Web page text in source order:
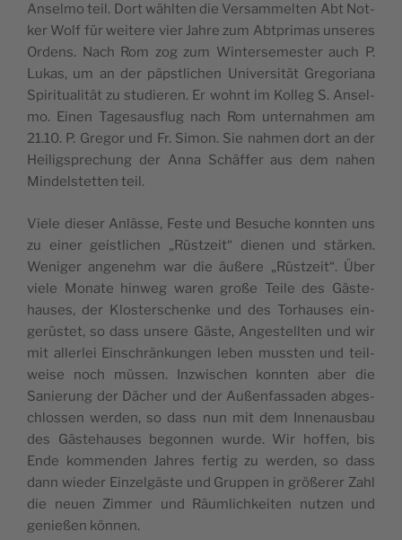
Ansel­mo teil. Dort wähl­ten die Ver­sam­mel­ten Abt Not­
ker Wolf für wei­tere vier Jahre zum Abt­pri­mas unseres
Ordens. Nach Rom zog zum Win­ter­se­mes­ter auch P.
Lukas, um an der päpst­li­chen Uni­ver­sität Gre­go­ria­na
Spi­ri­tua­lität zu stu­die­ren. Er wohnt im Kol­leg S. Ansel­
mo. Einen Tage­saus­flug nach Rom unter­nah­men am
21.10. P. Gre­gor und Fr. Simon. Sie nah­men dort an der
Hei­lig­spre­chung der Anna Schäf­fer aus dem nahen
Min­del­stet­ten teil.
Viele die­ser Anlässe, Feste und Besuche konn­ten uns
zu einer geist­li­chen „Rüst­zeit“ dienen und stär­ken.
Weni­ger ange­nehm war die äußere „Rüst­zeit“. Über
viele Monate hin­weg waren große Teile des Gäs­te­
hauses, der Klos­ter­schenke und des Torhauses ein­
gerüs­tet, so dass unsere Gäste, Anges­tell­ten und wir
mit aller­lei Ein­schrän­kun­gen leben muss­ten und teil­
weise noch müs­sen. Inz­wi­schen konn­ten aber die
Sanie­rung der Dächer und der Außen­fas­sa­den abges­
chlos­sen wer­den, so dass nun mit dem Inne­naus­bau
des Gäs­te­hauses begon­nen wurde. Wir hof­fen, bis
Ende kom­men­den Jahres fer­tig zu wer­den, so dass
dann wie­der Ein­zelgäste und Grup­pen in größe­rer Zahl
die neuen Zim­mer und Räum­li­ch­kei­ten nut­zen und
genießen können.